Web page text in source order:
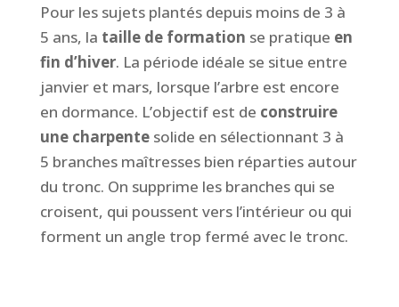
Pour les sujets plantés depuis moins de 3 à
5 ans, la taille de formation se pratique en
fin d’hiver. La période idéale se situe entre
janvier et mars, lorsque l’arbre est encore
en dormance. L’objectif est de construire
une charpentesolide en sélectionnant 3 à
5 branches maîtresses bien réparties autour
du tronc. On supprime les branches qui se
croisent, qui poussent vers l’intérieur ou qui
forment un angle trop fermé avec le tronc.